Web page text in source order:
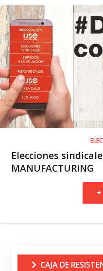
Elecciones
MANUFACTURING
CAJA DE